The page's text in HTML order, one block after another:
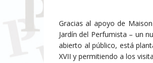
Gracias al apoyo de
Jardín del Perfumista – un
abierto al público, está
XVII y permitiendo a los